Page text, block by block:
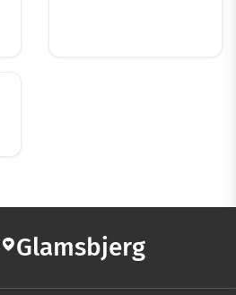
Glamsbjerg